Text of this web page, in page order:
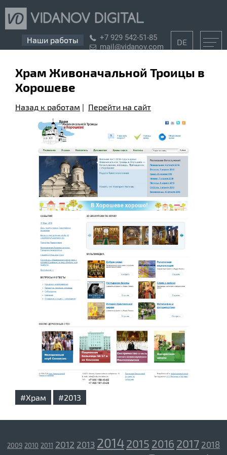
+7 929 542-51-85
mail@vidanov.com
DE
Наши работы
Храм Живоначальной Троицы в
Хорошеве
Назад к работам | Перейти на сайт
#Храм #2013
2009 2010 2011 2012 2013 20142015 2016 2017 2018